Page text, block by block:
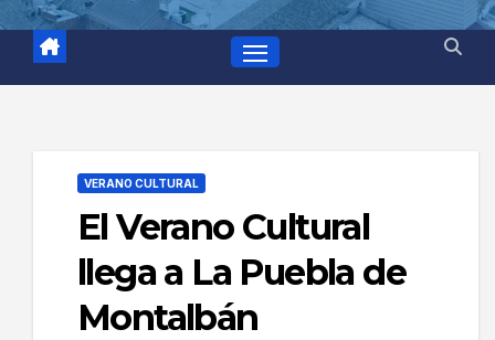
VERANO CULTURAL
El Verano Cultural
llega a La Puebla de
Montalbán